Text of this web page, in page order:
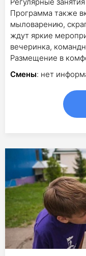
Программа также
мыловарению,
ждут яркие
вечеринка,
Размещение в
Смены: нет